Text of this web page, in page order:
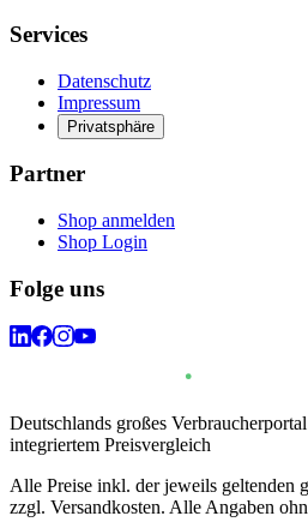
Services
Datenschutz
Impressum
Privatsphäre
Partner
Shop anmelden
Shop Login
Folge uns
Deutschlands großes
integriertem Preisvergleich
Alle Preise inkl. der jeweils geltenden
zzgl. Versandkosten. Alle Angaben